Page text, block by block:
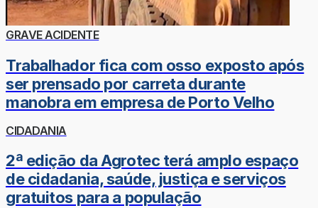
GRAVE ACIDENTE
Trabalhador fica com osso exposto após
ser prensado por carreta durante
manobra em empresa de Porto Velho
CIDADANIA
2ª edição da Agrotec terá amplo espaço
de cidadania, saúde, justiça e serviços
gratuitos para a população